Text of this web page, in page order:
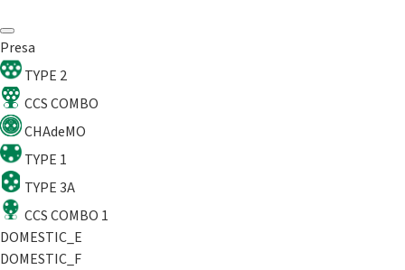
Presa
TYPE 2
CCS COMBO
CHAdeMO
TYPE 1
TYPE 3A
CCS COMBO 1
DOMESTIC_E
DOMESTIC_F